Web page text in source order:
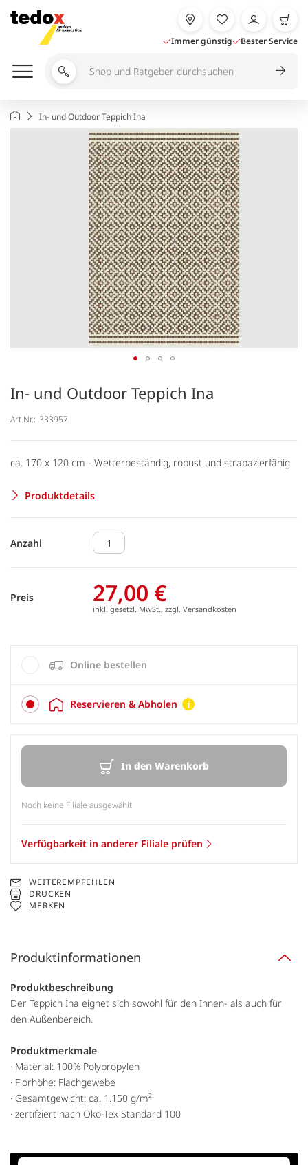
Inhalt
springen
Immer günstig Bester Service
Shop
durchsuchen
StartseiteIn- und Outdoor Teppich Ina
In- und Outdoor Teppich Ina
Art.Nr.: 333957
ca. 170 x 120 cm - Wetterbeständig, robust und strapazierfähig
Produktdetails
Anzahl
Preis 27,00 €
inkl. gesetzl. MwSt., zzgl. Versandkosten
Online bestellen
Reservieren & Abholen
In den Warenkorb
Noch keine Filiale ausgewählt
Verfügbarkeit in anderer Filiale prüfen
WEITEREMPFEHLEN
DRUCKEN
MERKEN
Produktinformationen
Produktbeschreibung
Der Teppich Ina eignet sich sowohl für den Innen- als auch für
den Außenbereich.
Produktmerkmale
· Material: 100% Polypropylen
· Florhöhe: Flachgewebe
· Gesamtgewicht: ca. 1.150 g/m²
· zertifziert nach Öko-Tex Standard 100